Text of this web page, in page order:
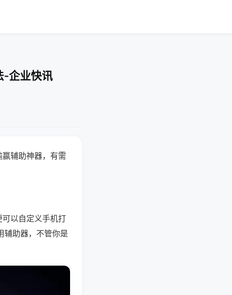
-企业快讯
辅助神器，有需
以自定义手机打
辅助器，不管你是